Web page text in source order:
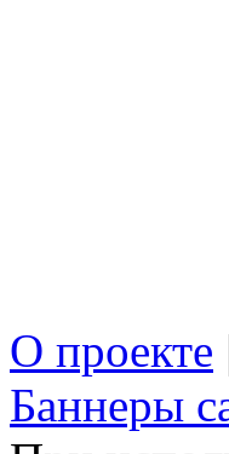
О проекте
Баннеры